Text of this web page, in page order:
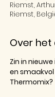
Riemst,
Riemst,
Over
Zin in
en
Thermomix?